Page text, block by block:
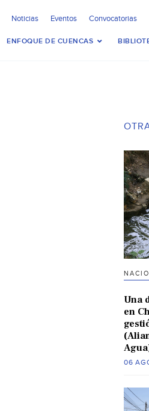
Noticias Eventos Convocatorias
ENFOQUE DE CUENCAS
Una
en
06